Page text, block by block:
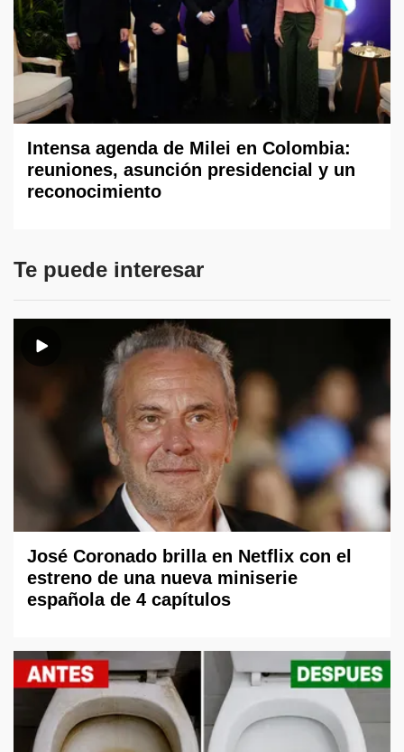
Intensa agenda de Milei en Colombia:
reuniones, asunción presidencial y un
reconocimiento
Te puede interesar
José Coronado brilla en Netflix con el
estreno de una nueva miniserie
española de 4 capítulos